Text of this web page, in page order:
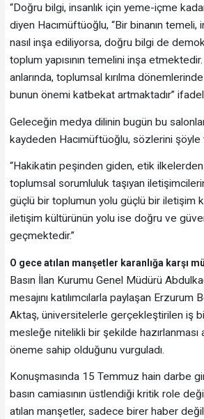
“Doğru bilgi, insanlık için yeme-içme
diyen Hacımüftüoğlu, “Bir binanın temeli,
nasıl inşa ediliyorsa, doğru bilgi de
toplum yapısının temelini inşa
anlarında, toplumsal kırılma
bunun önemi katbekat artmaktadır”
Geleceğin medya dilinin bugün bu
kaydeden Hacımüftüoğlu, sözlerini şöyle
“Hakikatin peşinden giden, etik
toplumsal sorumluluk taşıyan
güçlü bir toplumun yolu güçlü bir iletişim
iletişim kültürünün yolu ise doğru ve
geçmektedir.”
O gece atılan manşetler karanlığa karşı
Basın İlan Kurumu Genel Müdürü
mesajını katılımcılarla paylaşan Erzurum
Aktaş, üniversitelerle gerçekleştirilen iş
mesleğe nitelikli bir şekilde hazırlanması
öneme sahip olduğunu vurguladı.
Konuşmasında 15 Temmuz hain darbe
basın camiasının üstlendiği kritik role
atılan manşetler, sadece birer haber